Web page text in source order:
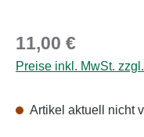
Regulärer Preis:
11,00 €
Preise inkl. MwSt.
Artikel aktuell nicht